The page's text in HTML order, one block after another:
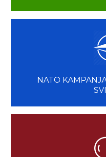
NATO